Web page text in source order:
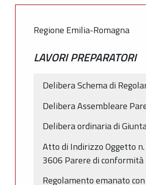
Regione Emilia-Romagna
LAVORI PREPARATORI
Delibera Schema di
Delibera Assembleare
Delibera ordinaria di
Atto di Indirizzo Oggetto
3606 Parere di conformità
Regolamento emanato